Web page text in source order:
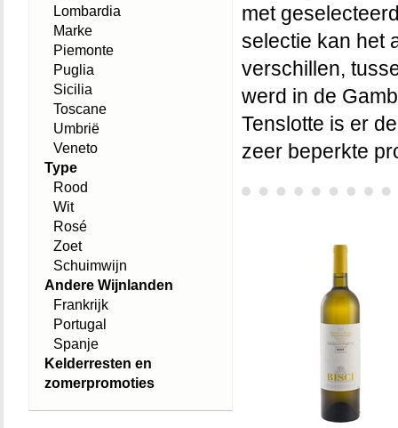
met
selectie kan het
verschillen,
werd in de
Tenslotte is er
zeer beperkte
Lombardia
Marke
Piemonte
Puglia
Sicilia
Toscane
Umbrië
Veneto
Type
Rood
Wit
Rosé
Zoet
Schuimwijn
Andere Wijnlanden
Frankrijk
Portugal
Spanje
Kelderresten en
zomerpromoties